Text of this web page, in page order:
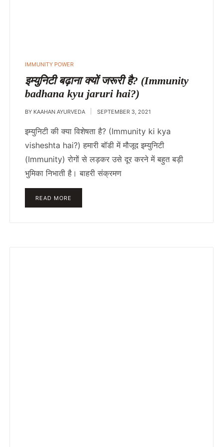
IMMUNITY POWER
इम्युनिटी बढ़ाना क्यों जरूरी है? (Immunity
badhana kyu jaruri hai?)
BY KAAHAN AYURVEDA SEPTEMBER 3, 2021
इम्युनिटी की क्या विशेषता है? (Immunity ki kya
visheshta hai?) हमारी बॉडी में मौजूद इम्युनिटी
(Immunity) रोगों से लड़कर उसे दूर करने में बहुत बड़ी
भुमिका निभाती है। बाहरी संक्रमण
READ MORE